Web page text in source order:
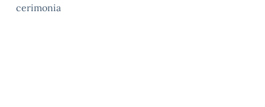
cerimonia